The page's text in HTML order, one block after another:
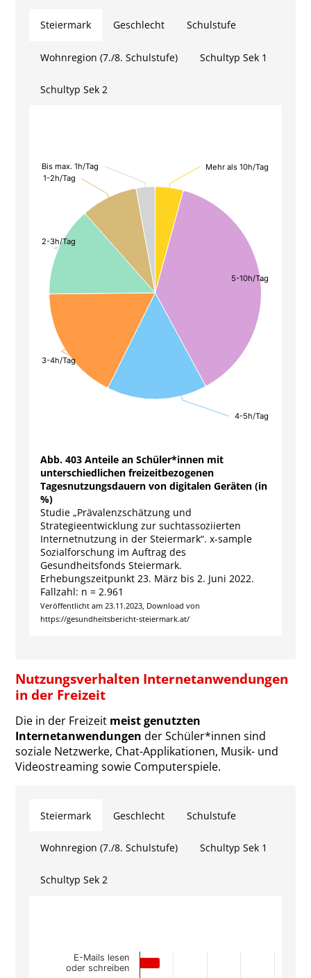
Steiermark Geschlecht Schulstufe
Wohnregion (7./8. Schulstufe) Schultyp Sek 1
Schultyp Sek 2
Chart
Pie chart with 7 slices.
Mehr als 10h/Tag
Mehr als 10h/Tag
5-10h/Tag
5-10h/Tag
4-5h/Tag
4-5h/Tag
3-4h/Tag
3-4h/Tag
2-3h/Tag
2-3h/Tag
1-2h/Tag
1-2h/Tag
Bis max. 1h/Tag
Bis max. 1h/Tag
Abb. 403 Anteile an Schüler*innen mit
unterschiedlichen freizeitbezogenen
Tagesnutzungsdauern von digitalen Geräten (in
%)
Studie „Prävalenzschätzung und
Strategieentwicklung zur suchtassoziierten
Internetnutzung in der Steiermark“. x-sample
Sozialforschung im Auftrag des
Gesundheitsfonds Steiermark.
Erhebungszeitpunkt 23. März bis 2. Juni 2022.
Fallzahl: n = 2.961
Veröffentlicht am 23.11.2023, Download von
https://gesundheitsbericht-steiermark.at/
Nutzungsverhalten Internetanwendungen
in der Freizeit
Die in der Freizeit meist genutzten
Internetanwendungen der Schüler*innen sind
soziale Netzwerke, Chat-Applikationen, Musik- und
Videostreaming sowie Computerspiele.
Steiermark Geschlecht Schulstufe
Wohnregion (7./8. Schulstufe) Schultyp Sek 1
Schultyp Sek 2
E-Mails lesen
oder schreiben